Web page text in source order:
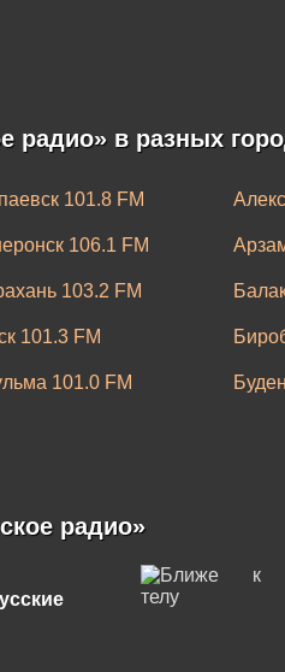
радио» в разных
101.8 FM
106.1 FM
103.2 FM
101.3 FM
101.0 FM
104.8 FM
107.7 FM
96.3 FM
радио»